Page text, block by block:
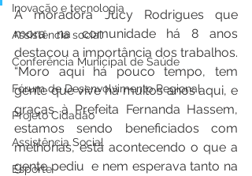
Inovação e tecnologia
Assistência social
Conferência Municipal de Saúde
Fórum de Desenvolvimento Regional
Projeto Cidadão
Assistência Social
Esporte
A moradora Jucy Rodrigues que
mora na comunidade há 8 anos
destacou a importância dos trabalhos.
“Moro aqui há pouco tempo, tem
gente que vive há muitos anos aqui, e
graças à Prefeita Fernanda Hassem,
estamos sendo beneficiados com
melhorias, está acontecendo o que a
gente pediu  e nem esperava tanto na